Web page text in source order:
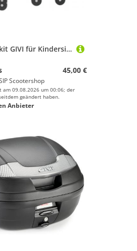
Halterungskit GIVI für Kindersitz S650
45,00 €
Scootershop
09.08.2026 um 00:06; der
geändert haben.
Anbieter